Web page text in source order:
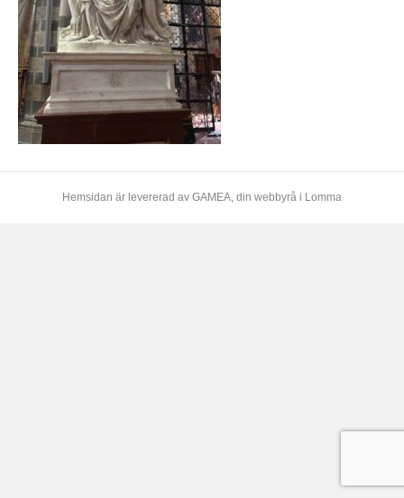
Hemsidan är levererad av GAMEA, din webbyrå i Lomma